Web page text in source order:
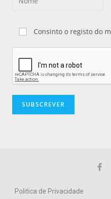
Consinto o registo do
Politica de Privacidade